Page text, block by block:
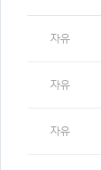
자유
자유
자유